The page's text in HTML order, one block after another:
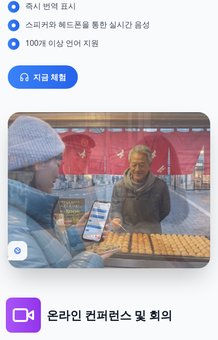
즉시 번역 표시
스피커와 헤드폰을 통한 실시간 음성
100개 이상 언어 지원
지금 체험
온라인 컨퍼런스 및 회의